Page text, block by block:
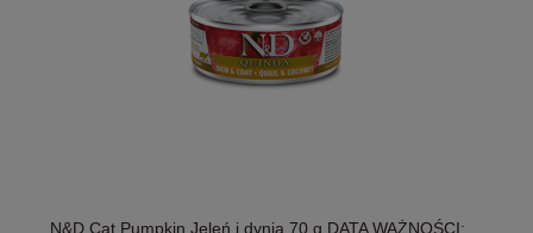
N&D Cat Pumpkin Jeleń i dynia 70 g DATA WAŻNOŚCI: